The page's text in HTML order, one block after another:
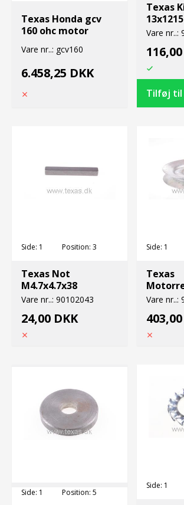
Texas Honda gcv
160 ohc motor
Vare nr..: gcv160
6.458,25 DKK
Texas
Vare nr..:
Side: 1 Position: 3
Texas Not
M4.7x4.7x38
Vare nr..: 90102043
24,00 DKK
Side: 1
Texas
honda
Vare nr..:
Side: 1 Position: 5
Side: 1